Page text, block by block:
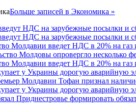
Больше записей в Экономика »
НДС на зарубежные посылки и
НДС на зарубежные посылки и
Молдавии введет НДС в 20% на газ
Молдавии введет НДС в 20% на газ
у Украины дорогую аварийную
у Украины дорогую аварийную
Приднестровье формировать